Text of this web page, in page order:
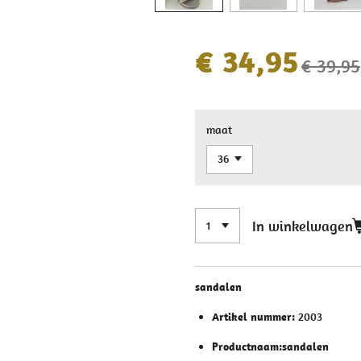
€ 34,95€ 39,95
maat
In winkelwagen
sandalen
Artikel nummer: 2003
Productnaam:sandalen